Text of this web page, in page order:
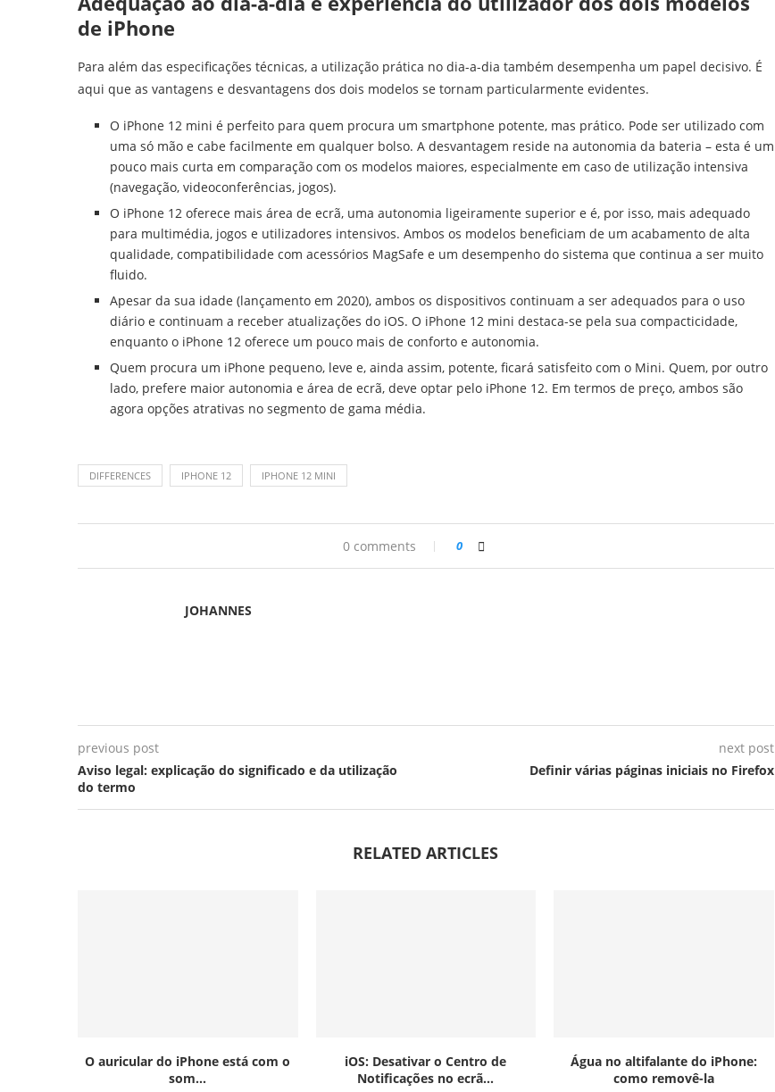
de iPhone
Para além das especificações técnicas, a utilização prática no dia-a-dia também desempenha um papel decisivo. É
aqui que as vantagens e desvantagens dos dois modelos se tornam particularmente evidentes.
O iPhone 12 mini é perfeito para quem procura um smartphone potente, mas prático. Pode ser utilizado com
uma só mão e cabe facilmente em qualquer bolso. A desvantagem reside na autonomia da bateria – esta é um
pouco mais curta em comparação com os modelos maiores, especialmente em caso de utilização intensiva
(navegação, videoconferências, jogos).
O iPhone 12 oferece mais área de ecrã, uma autonomia ligeiramente superior e é, por isso, mais adequado
para multimédia, jogos e utilizadores intensivos. Ambos os modelos beneficiam de um acabamento de alta
qualidade, compatibilidade com acessórios MagSafe e um desempenho do sistema que continua a ser muito
fluido.
Apesar da sua idade (lançamento em 2020), ambos os dispositivos continuam a ser adequados para o uso
diário e continuam a receber atualizações do iOS. O iPhone 12 mini destaca-se pela sua compacticidade,
enquanto o iPhone 12 oferece um pouco mais de conforto e autonomia.
Quem procura um iPhone pequeno, leve e, ainda assim, potente, ficará satisfeito com o Mini. Quem, por outro
lado, prefere maior autonomia e área de ecrã, deve optar pelo iPhone 12. Em termos de preço, ambos são
agora opções atrativas no segmento de gama média.
DIFFERENCES IPHONE 12 IPHONE 12 MINI
0 comments 0
JOHANNES
previous post
Aviso legal: explicação do significado e da utilização
do termo
next post
Definir várias páginas iniciais no Firefox
RELATED ARTICLES
O auricular do iPhone está com o
som...
iOS: Desativar o Centro de
Notificações no ecrã...
Água no altifalante do iPhone:
como removê-la